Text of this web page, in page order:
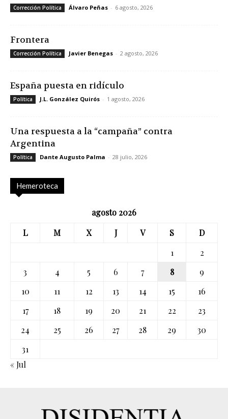
Corrección Política Álvaro Peñas - 6 agosto, 2026
Frontera
Corrección Política Javier Benegas - 2 agosto, 2026
España puesta en ridículo
Política J.L. González Quirós - 1 agosto, 2026
Una respuesta a la “campaña” contra
Argentina
Política Dante Augusto Palma - 28 julio, 2026
Hemeroteca
agosto 2026
L
M X J V S
D
1
2
3
4 5 6 7 8
9
10
11 12 13 14 15
16
17
18 19 20 21 22
23
24
25 26 27 28 29
30
31
« Jul